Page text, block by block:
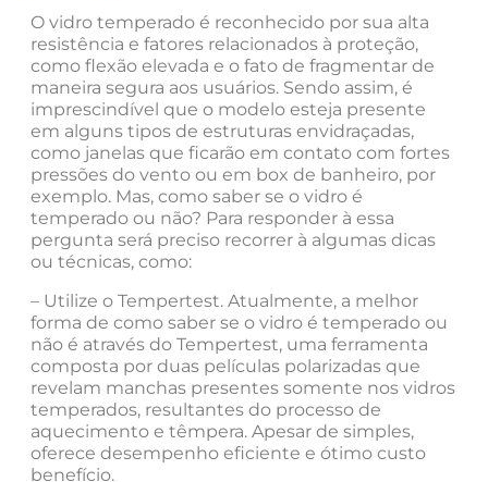
O vidro temperado é reconhecido por sua alta
resistência e fatores relacionados à proteção,
como flexão elevada e o fato de fragmentar de
maneira segura aos usuários. Sendo assim, é
imprescindível que o modelo esteja presente
em alguns tipos de estruturas envidraçadas,
como janelas que ficarão em contato com fortes
pressões do vento ou em box de banheiro, por
exemplo. Mas, como saber se o vidro é
temperado ou não? Para responder à essa
pergunta será preciso recorrer à algumas dicas
ou técnicas, como:
– Utilize o Tempertest. Atualmente, a melhor
forma de como saber se o vidro é temperado ou
não é através do Tempertest, uma ferramenta
composta por duas películas polarizadas que
revelam manchas presentes somente nos vidros
temperados, resultantes do processo de
aquecimento e têmpera. Apesar de simples,
oferece desempenho eficiente e ótimo custo
benefício.